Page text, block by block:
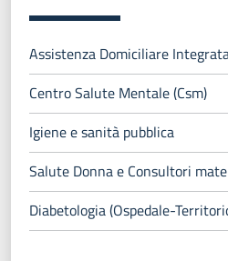
Assistenza Domiciliare
Centro Salute Mentale (Csm)
Igiene e sanità pubblica
Salute Donna e Consultori
Diabetologia (Ospedale-